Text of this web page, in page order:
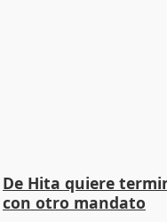
De Hita quiere
con otro mandato